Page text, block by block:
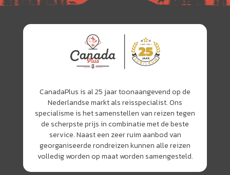
CanadaPlus is al 25 jaar toonaangevend op de
Nederlandse markt als reisspecialist. Ons
specialisme is het samenstellen van reizen tegen
de scherpste prijs in combinatie met de beste
service. Naast een zeer ruim aanbod van
georganiseerde rondreizen kunnen alle reizen
volledig worden op maat worden samengesteld.